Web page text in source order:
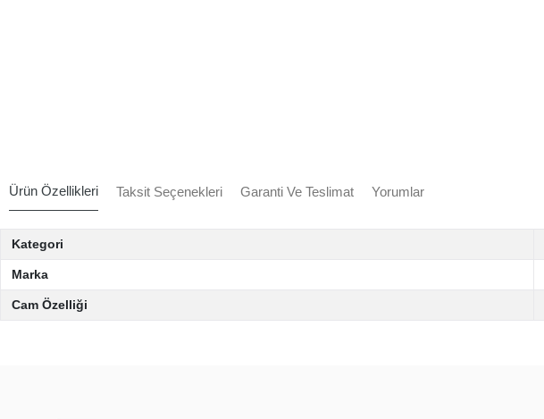
Ürün Özellikleri Taksit Seçenekleri Garanti Ve Teslimat Yorumlar
Kategori
Marka
Cam Özelliği